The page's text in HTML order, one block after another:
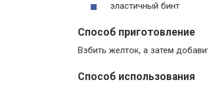
эластичный бинт
Способ приготовление
Взбить желток, а затем
Способ использования